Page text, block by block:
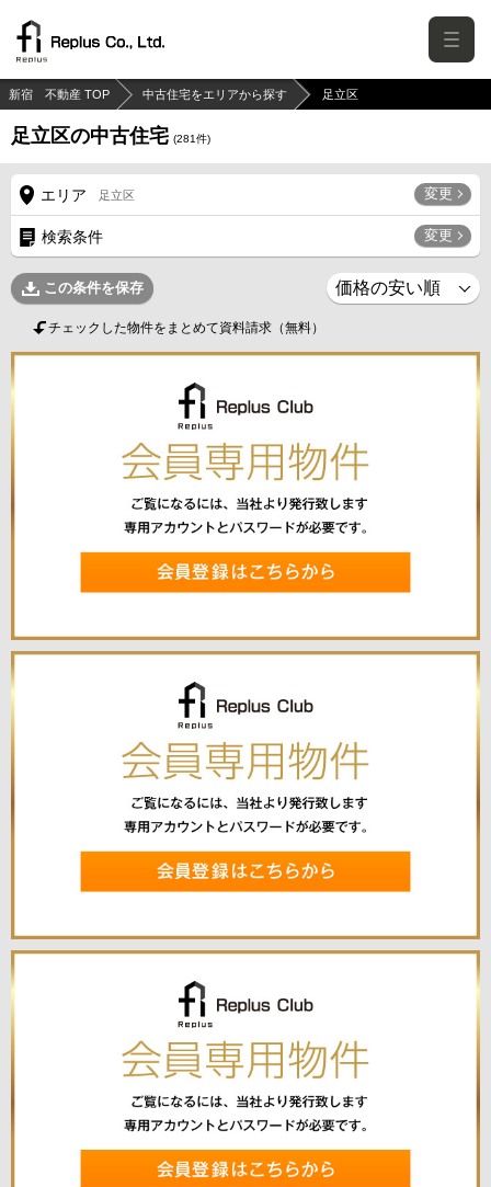
新宿 不動産 TOP 中古住宅をエリアから探す 足立区
足立区の中古住宅 (281件)
エリア 足立区 変更
検索条件 変更
この条件を保存
チェックした物件をまとめて資料請求（無料）